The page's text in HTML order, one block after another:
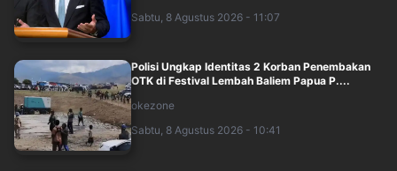
Sabtu, 8 Agustus 2026 - 11:07
Polisi Ungkap Identitas 2 Korban Penembakan
OTK di Festival Lembah Baliem Papua P....
okezone
Sabtu, 8 Agustus 2026 - 10:41